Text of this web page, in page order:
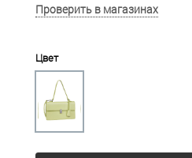
Проверить в магазинах
Цвет